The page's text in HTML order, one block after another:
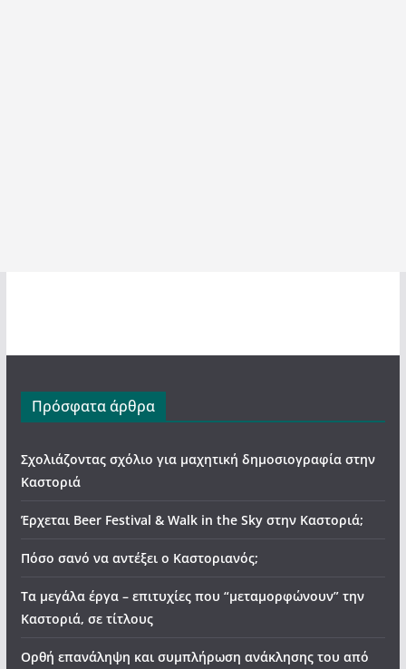
Πρόσφατα άρθρα
Σχολιάζοντας σχόλιο για μαχητική δημοσιογραφία στην
Καστοριά
Έρχεται Beer Festival & Walk in the Sky στην Καστοριά;
Πόσο σανό να αντέξει ο Καστοριανός;
Τα μεγάλα έργα – επιτυχίες που “μεταμορφώνουν” την
Καστοριά, σε τίτλους
Ορθή επανάληψη και συμπλήρωση ανάκλησης του από